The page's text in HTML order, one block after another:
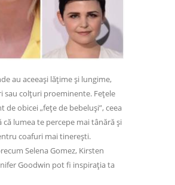
au aceeași lățime și lungime,
sau colțuri proeminente. Fețele
de obicei „fețe de bebeluși”, ceea
că lumea te percepe mai tânără și
coafuri mai tinerești.
Selena Gomez, Kirsten
Goodwin pot fi inspirația ta